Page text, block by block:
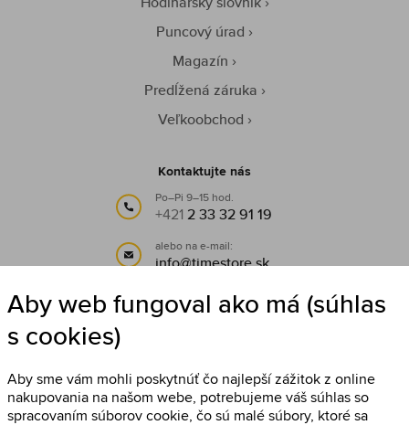
Puncový úrad
Magazín
Predĺžená záruka
Veľkoobchod
Kontaktujte nás
Po–Pi 9–15 hod.
+421 2 33 32 91 19
alebo na e-mail:
info@timestore.sk
Sledujte nás
Aby web fungoval ako má (súhlas
s cookies)
Aby sme vám mohli poskytnúť čo najlepší zážitok z online
nakupovania na našom webe, potrebujeme váš súhlas so
spracovaním súborov cookie, čo sú malé súbory, ktoré sa